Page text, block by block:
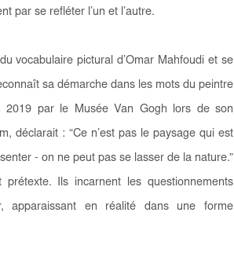
par se refléter l’un et l’autre.
vocabulaire pictural d’Omar Mahfoudi et se
sa démarche dans les mots du peintre
2019 par le Musée Van Gogh lors de son
déclarait : “Ce n’est pas le paysage qui est
- on ne peut pas se lasser de la nature.”
Ils incarnent les questionnements
apparaissant en réalité dans une forme